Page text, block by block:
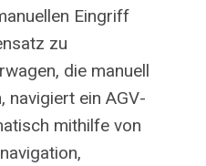
Eingriff
zu
die manuell
navigiert ein AGV-
mithilfe von